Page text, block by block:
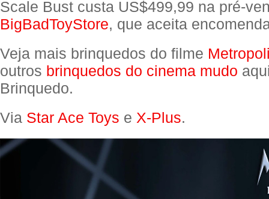
Scale Bust custa US$499,99 na pré-
BigBadToyStore, que aceita
Veja mais brinquedos do filme
outros brinquedos do cinema mudo
Brinquedo.
Via Star Ace Toys e X-Plus.